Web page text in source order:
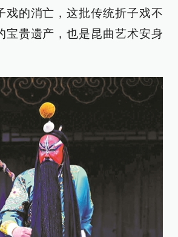
戏的消亡，这批传统折子戏不
宝贵遗产，也是昆曲艺术安身